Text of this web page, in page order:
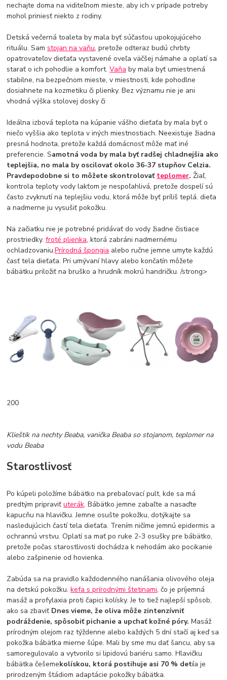
nechajte doma na viditeľnom mieste, aby ich v prípade potreby
mohol priniesť niekto z rodiny.
Detská večerná toaleta by mala byť súčasťou upokojujúceho
rituálu. Samstojan na vaňu, pretože odteraz budú chrbty
opatrovateľov dieťaťa vystavené oveľa väčšej námahe a oplatí sa
starať o ich pohodlie a komfort.Vaňa by mala byť umiestnená
stabilne, na bezpečnom mieste, v miestnosti, kde pohodlne
dosiahnete na kozmetiku či plienky. Bez významu nie je ani
vhodná výška stolovej dosky či
Ideálna izbová teplota na kúpanie vášho dieťaťa by mala byť o
niečo vyššia ako teplota v iných miestnostiach. Neexistuje žiadna
presná hodnota, pretože každá domácnosť môže mať iné
preferencie. Samotná voda by mala byť radšej chladnejšia ako
teplejšia, no mala by oscilovať okolo 36-37 stupňov Celzia.
Pravdepodobne si to môžete skontrolovať teplomer. Žiaľ,
kontrola teploty vody lakťom je nespoľahlivá, pretože dospelí sú
často zvyknutí na teplejšiu vodu, ktorá môže byť príliš teplá. dieťa
a nadmerne ju vysušiť pokožku.
Na začiatku nie je potrebné pridávať do vody žiadne čistiace
prostriedky.froté plienka, ktorá zabráni nadmernému
ochladzovaniu.Prírodná špongia alebo ručne jemne umyte každú
časť tela dieťaťa. Pri umývaní hlavy alebo končatín môžete
bábätku priložiť na bruško a hrudník mokrú handričku. /strong>
200
Klieštik na nechty Beaba, vanička Beaba so stojanom, teplomer na
vodu Beaba
Starostlivosť
Po kúpeli položíme bábätko na prebaľovací pult, kde sa má
predtým pripraviťuterák. Bábätko jemne zabaľte a nasaďte
kapucňu na hlavičku. Jemne osušte pokožku, dotýkajte sa
nasledujúcich častí tela dieťaťa. Trením ničíme jemnú epidermis a
ochrannú vrstvu. Oplatí sa mať po ruke 2-3 osušky pre bábätko,
pretože počas starostlivosti dochádza k nehodám ako pocikanie
alebo zašpinenie od hovienka.
Zabúda sa na pravidlo každodenného nanášania olivového oleja
na detskú pokožku.kefa s prírodnými štetinami, čo je príjemná
masáž a profylaxia proti čapici kolísky. Je to tiež najlepší spôsob,
ako sa zbaviť Dnes vieme, že oliva môže zintenzívniť
podráždenie, spôsobiť pichanie a upchať kožné póry. Masáž
prírodným olejom raz týždenne alebo každých 5 dní stačí aj keď sa
pokožka bábätka mierne šúpe. Mali by sme mu dať šancu, aby sa
samoregulovalo a vytvorilo si lipidovú bariéru samo. Hlavičku
bábätka češemekolískou, ktorá postihuje asi 70 % detía je
prirodzeným štádiom adaptácie pokožky bábätka.